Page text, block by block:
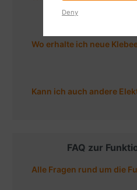
Wo erhalte ich neue
Kann ich auch andere
FAQ zur
Alle Fragen rund um die
Deny